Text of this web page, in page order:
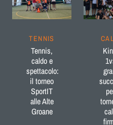
TENNIS
Tennis,
caldo e
spettacolo:
il torneo
SportIT
alle Alte
Groane